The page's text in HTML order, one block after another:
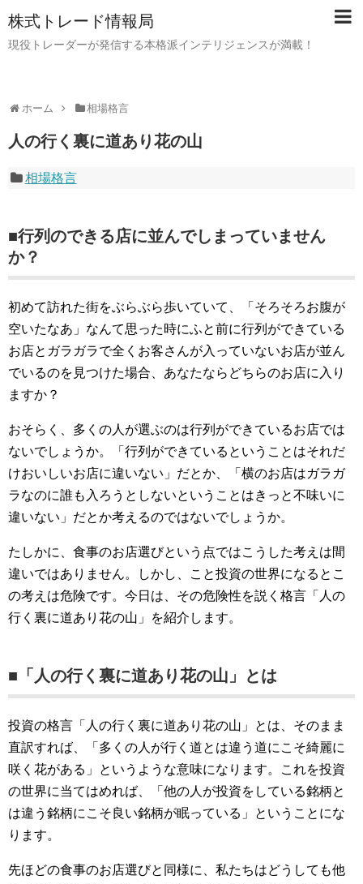
株式トレード情報局
現役トレーダーが発信する本格派インテリジェンスが満載！
ホーム 相場格言
人の行く裏に道あり花の山
相場格言
■行列のできる店に並んでしまっていません
か？
初めて訪れた街をぶらぶら歩いていて、「そろそろお腹が
空いたなあ」なんて思った時にふと前に行列ができている
お店とガラガラで全くお客さんが入っていないお店が並ん
でいるのを見つけた場合、あなたならどちらのお店に入り
ますか？
おそらく、多くの人が選ぶのは行列ができているお店では
ないでしょうか。「行列ができているということはそれだ
けおいしいお店に違いない」だとか、「横のお店はガラガ
ラなのに誰も入ろうとしないということはきっと不味いに
違いない」だとか考えるのではないでしょうか。
たしかに、食事のお店選びという点ではこうした考えは間
違いではありません。しかし、こと投資の世界になるとこ
の考えは危険です。今日は、その危険性を説く格言「人の
行く裏に道あり花の山」を紹介します。
■「人の行く裏に道あり花の山」とは
投資の格言「人の行く裏に道あり花の山」とは、そのまま
直訳すれば、「多くの人が行く道とは違う道にこそ綺麗に
咲く花がある」というような意味になります。これを投資
の世界に当てはめれば、「他の人が投資をしている銘柄と
は違う銘柄にこそ良い銘柄が眠っている」ということにな
ります。
先ほどの食事のお店選びと同様に、私たちはどうしても他